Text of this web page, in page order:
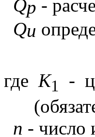
Qр -
Qи
где К1
-
n - число